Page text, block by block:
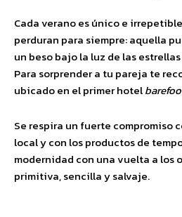
Cada verano es único e
perduran para siempre: aquella
un beso bajo la luz de las
Para sorprender a tu pareja te
ubicado en el primer hotel
Se respira un fuerte compromiso
local y con los productos de
modernidad con una vuelta a los
primitiva, sencilla y salvaje.